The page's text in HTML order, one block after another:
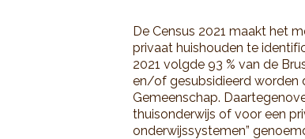
De Census 2021 maakt het
privaat huishouden te
2021 volgde 93 % van de
en/of gesubsidieerd worden
Gemeenschap.
thuisonderwijs of voor een
onderwijssystemen”